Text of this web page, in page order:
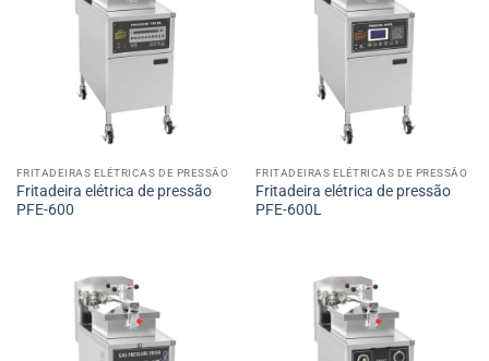
FRITADEIRAS ELÉTRICAS DE PRESSÃO
Fritadeira elétrica de pressão
PFE-600
FRITADEIRAS ELÉTRICAS DE PRESSÃO
Fritadeira elétrica de pressão
PFE-600L